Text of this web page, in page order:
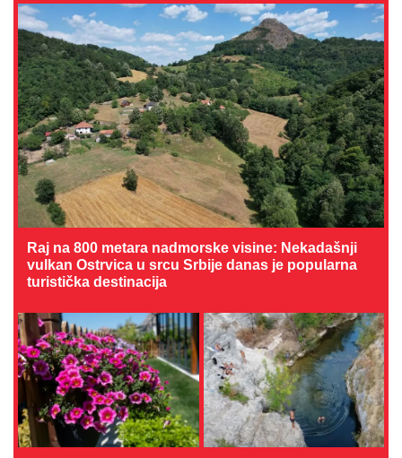
Raj na 800 metara nadmorske visine: Nekadašnji
vulkan Ostrvica u srcu Srbije danas je popularna
turistička destinacija